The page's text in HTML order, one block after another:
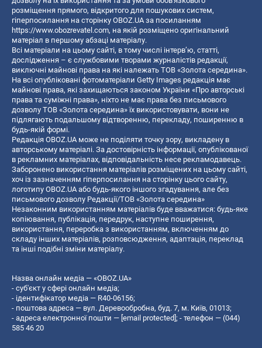
розміщення прямого, відкритого для пошукових систем,
гіперпосилання на сторінку OBOZ.UA за посиланням
https://www.obozrevatel.com, на якій розміщено оригінальний
матеріал в першому абзаці матеріалу.
Всі матеріали на цьому сайті, в тому числі інтерв’ю, статті,
дослідження – є службовими творами журналістів редакції,
виключні майнові права на які належать ТОВ «Золота середина».
На всі опубліковані фотоматеріали Getty Images редакція має
майнові права, які захищаються законом України «Про авторські
права та суміжні права», ніхто не має права без письмового
дозволу ТОВ «Золота середина» їх використовувати, вони не
підлягають подальшому відтворенню, перекладу, поширенню в
будь-якій формі.
Редакція OBOZ.UA може не поділяти точку зору, викладену в
авторському матеріалі. За достовірність інформації, опублікованої
в рекламних матеріалах, відповідальність несе рекламодавець.
Заборонено використання матеріалів розміщених на цьому сайті,
хоч із зазначенням гіперпосилання на сторінку цього сайту,
логотипу OBOZ.UA або будь-якого іншого згадування, але без
письмового дозволу Редакції/ТОВ «Золота середина»
Незаконним використанням матеріалів буде вважатися: будь-яке
копiювання, публiкацiя, передрук, наступне поширення,
використання, переробка з використанням, включенням до
складу інших матеріалів, розповсюдження, адаптація, переклад
та інші подібні зміни матеріалу.
Назва онлайн медіа — «OBOZ.UA»
- суб'єкт у сфері онлайн медіа;
- ідентифікатор медіа — R40-06156;
- поштова адреса — вул. Деревообробна, буд. 7, м. Київ, 01013;
- адреса електронної пошти — [email protected] ; - телефон — (044)
585 46 20